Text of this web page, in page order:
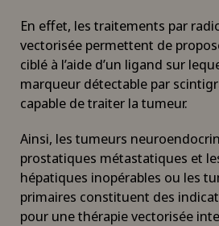
En effet, les traitements par
vectorisée permettent de
ciblé à l’aide d’un ligand sur
marqueur détectable par
capable de traiter la tumeur.
Ainsi, les tumeurs
prostatiques métastatiques et
hépatiques inopérables ou les
primaires constituent des
pour une thérapie vectorisée